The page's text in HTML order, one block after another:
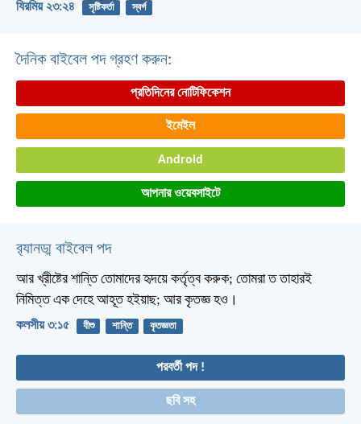
যিরমিয় ২৩:২৪ সৃষ্টিকর্তা স্বর্গ
দৈনিক বাইবেল পদ গ্রহণ করুন:
প্রতিদিনের নোটিফিকেশন
ইমেইল
Android
আপনার ওয়েবসাইটে
র‌্যানড্ম বাইবেল পদ
আর খ্রীষ্টের শান্তি তোমাদের হৃদয়ে কর্তৃত্ব করুক; তোমরা ত তাহারই
নিমিত্ত এক দেহে আহূত হইয়াছ; আর কৃতজ্ঞ হও।
কলসীয় ৩:১৫ যীশু শান্তি কৃতজ্ঞতা
পরবর্তী পদ !
ছবি সহ